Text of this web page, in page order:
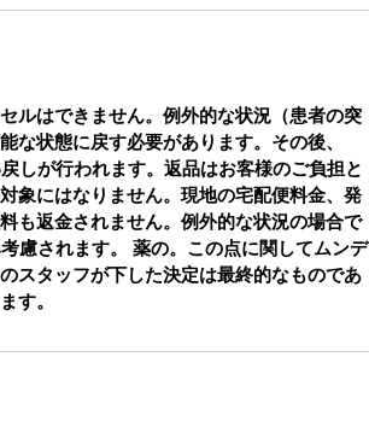
ルはできません。例外的な状況（患者の突
な状態に戻す必要があります。その後、
しが行われます。返品はお客様のご負担と
象にはなりません。現地の宅配便料金、発
も返金されません。例外的な状況の場合で
慮されます。 薬の。この点に関してムンデ
スタッフが下した決定は最終的なものであ
す。